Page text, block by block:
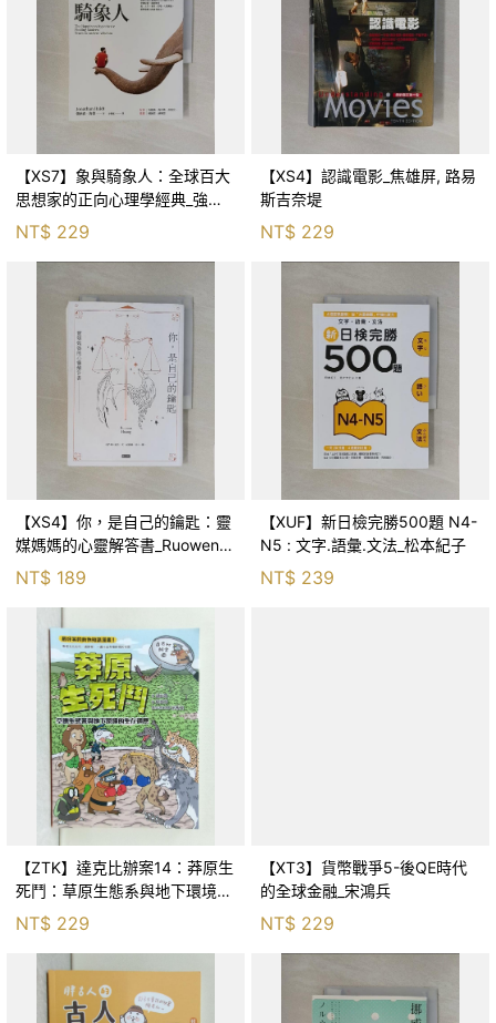
【XS7】象與騎象人：全球百大
思想家的正向心理學經典_強納
森．海德, 李靜瑤
NT$ 229
【XS4】認識電影_焦雄屏, 路易
斯吉奈堤
NT$ 229
【XS4】你，是自己的鑰匙：靈
媒媽媽的心靈解答書_Ruowen
Huang
NT$ 189
【XUF】新日檢完勝500題 N4-
N5 : 文字.語彙.文法_松本紀子
NT$ 239
【ZTK】達克比辦案14：莽原生
死鬥：草原生態系與地下環境的
生存適應_柯智元
NT$ 229
【XT3】貨幣戰爭5-後QE時代
的全球金融_宋鴻兵
NT$ 229